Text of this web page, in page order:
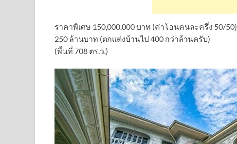
ราคาพิเศษ 150,000,000 บาท (ค่าโอนคนละครึ่ง 50/
250 ล้านบาท (ตกแต่งบ้านไป 400 กว่าล้านครับ)
(พื้นที่ 708 ตร.ว.)